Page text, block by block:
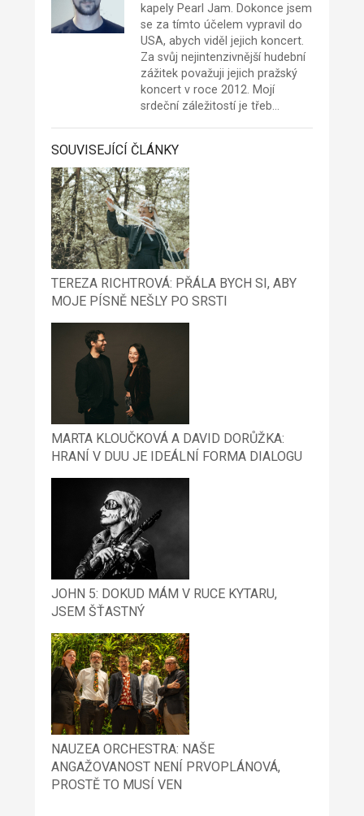
kapely Pearl Jam. Dokonce jsem
se za tímto účelem vypravil do
USA, abych viděl jejich koncert.
Za svůj nejintenzivnější hudební
zážitek považuji jejich pražský
koncert v roce 2012. Mojí
srdeční záležitostí je třeb…
SOUVISEJÍCÍ ČLÁNKY
TEREZA RICHTROVÁ: PŘÁLA BYCH SI, ABY
MOJE PÍSNĚ NEŠLY PO SRSTI
MARTA KLOUČKOVÁ A DAVID DORŮŽKA:
HRANÍ V DUU JE IDEÁLNÍ FORMA DIALOGU
JOHN 5: DOKUD MÁM V RUCE KYTARU,
JSEM ŠŤASTNÝ
NAUZEA ORCHESTRA: NAŠE
ANGAŽOVANOST NENÍ PRVOPLÁNOVÁ,
PROSTĚ TO MUSÍ VEN